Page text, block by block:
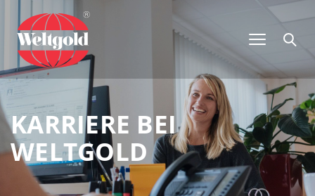
KARRIERE BEI
WELTGOLD